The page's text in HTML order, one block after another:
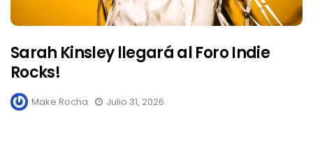
Sarah Kinsley llegará al Foro Indie
Rocks!
Make Rocha Julio 31, 2026